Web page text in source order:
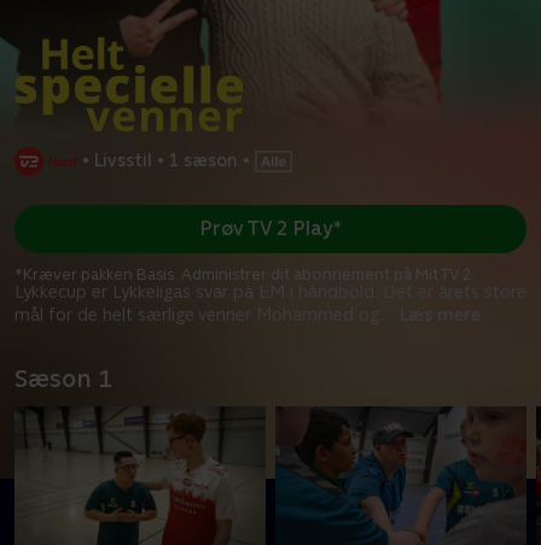
• Livsstil • 1 sæson •
Lykkecup er Lykkeligas svar på EM i håndbold. Det er årets store
mål for de helt særlige venner Mohammed og
Læs mere
Prøv TV 2 Play*
*Kræver pakken Basis. Administrer dit abonnement på Mit TV 2.
Sæson 1